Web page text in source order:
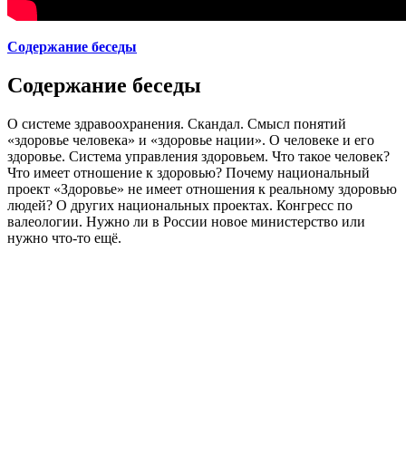
Содержание беседы
Содержание беседы
О системе здравоохранения. Скандал. Смысл понятий
«здоровье человека» и «здоровье нации». О человеке и его
здоровье. Система управления здоровьем. Что такое человек?
Что имеет отношение к здоровью? Почему национальный
проект «Здоровье» не имеет отношения к реальному здоровью
людей? О других национальных проектах. Конгресс по
валеологии. Нужно ли в России новое министерство или
нужно что-то ещё.